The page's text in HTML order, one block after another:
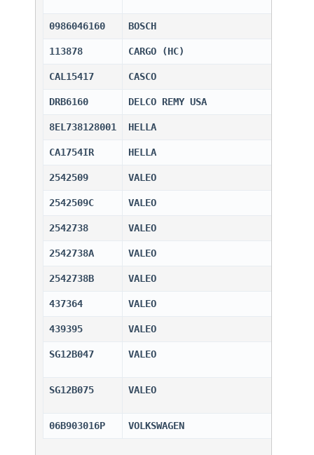
0986046160 BOSCH
113878 CARGO (HC)
CAL15417 CASCO
DRB6160 DELCO REMY USA
8EL738128001 HELLA
CA1754IR HELLA
2542509 VALEO
2542509C VALEO
2542738 VALEO
2542738A VALEO
2542738B VALEO
437364 VALEO
439395 VALEO
SG12B047 VALEO
SG12B075 VALEO
06B903016P VOLKSWAGEN